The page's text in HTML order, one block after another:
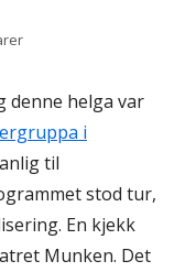
til Introtur og klatretur
denne helga var
i
til
stod tur,
En kjekk
Munken. Det